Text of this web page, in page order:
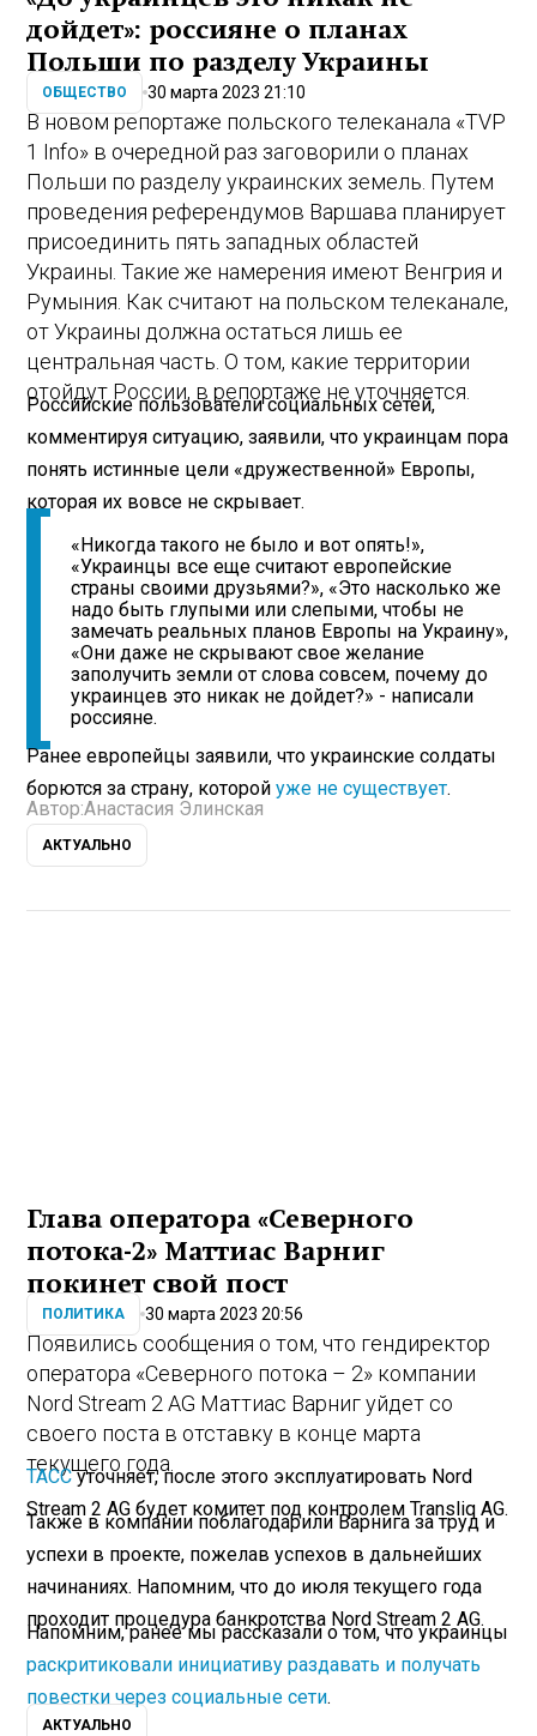
дойдет»: россияне о планах
Польши по разделу Украины
ОБЩЕСТВО 30 марта 2023 21:10
В новом репортаже польского телеканала «TVP
1 Info» в очередной раз заговорили о планах
Польши по разделу украинских земель. Путем
проведения референдумов Варшава планирует
присоединить пять западных областей
Украины. Такие же намерения имеют Венгрия и
Румыния. Как считают на польском телеканале,
от Украины должна остаться лишь ее
центральная часть. О том, какие территории
отойдут России, в репортаже не уточняется.
Российские пользователи социальных сетей,
комментируя ситуацию, заявили, что украинцам пора
понять истинные цели «дружественной» Европы,
которая их вовсе не скрывает.
«Никогда такого не было и вот опять!»,
«Украинцы все еще считают европейские
страны своими друзьями?», «Это насколько же
надо быть глупыми или слепыми, чтобы не
замечать реальных планов Европы на Украину»,
«Они даже не скрывают свое желание
заполучить земли от слова совсем, почему до
украинцев это никак не дойдет?» - написали
россияне.
Ранее европейцы заявили, что украинские солдаты
борются за страну, которойуже не существует.
Автор:Анастасия Элинская
АКТУАЛЬНО
Глава оператора «Северного
потока-2» Маттиас Варниг
покинет свой пост
ПОЛИТИКА 30 марта 2023 20:56
Появились сообщения о том, что гендиректор
оператора «Северного потока – 2» компании
Nord Stream 2 AG Маттиас Варниг уйдет со
своего поста в отставку в конце марта
текущего года.
ТАССуточняет, после этого эксплуатировать Nord
Stream 2 AG будет комитет под контролем Transliq AG.
Также в компании поблагодарили Варнига за труд и
успехи в проекте, пожелав успехов в дальнейших
начинаниях. Напомним, что до июля текущего года
проходит процедура банкротства Nord Stream 2 AG.
Напомним, ранее мы рассказали о том, что украинцы
раскритиковали инициативу раздавать и получать
повестки через социальные сети.
АКТУАЛЬНО